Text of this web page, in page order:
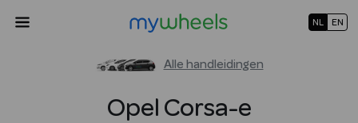
NL EN
Alle handleidingen
Opel Corsa-e